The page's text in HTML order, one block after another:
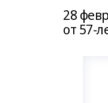
28
от 57-